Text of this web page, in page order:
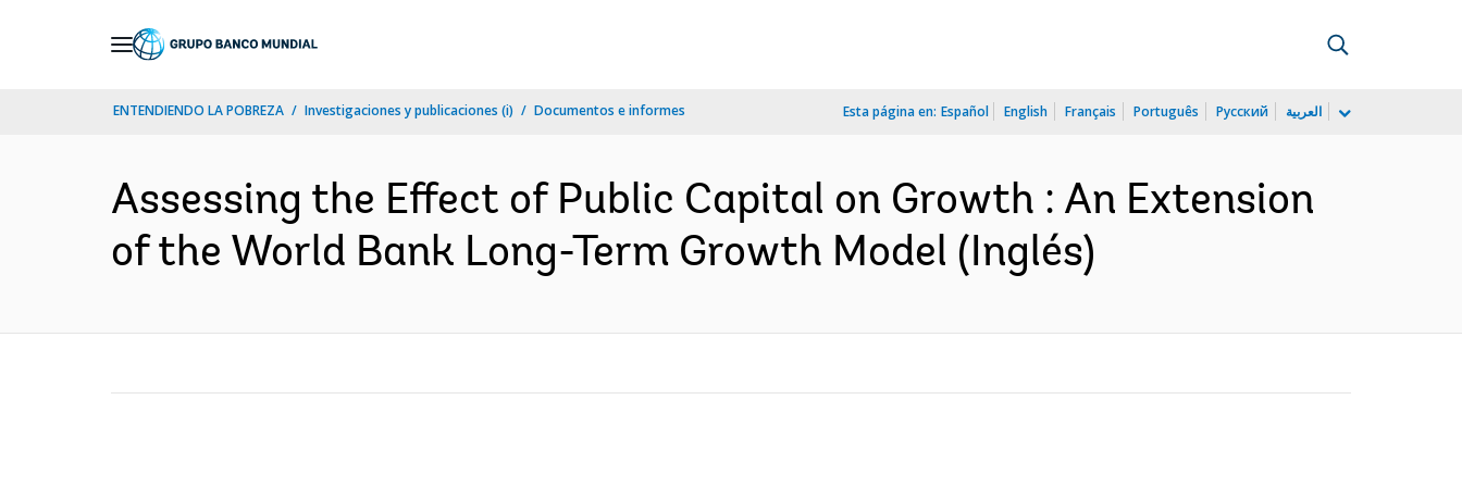
ENTENDIENDO LA POBREZA Investigaciones y publicaciones (i) Documentos e informes Esta página en: Español English Français Português Русский العربية
Assessing the Effect of Public Capital on Growth : An Extension
of the World Bank Long-Term Growth Model (Inglés)